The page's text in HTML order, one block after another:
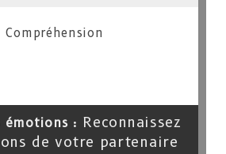
émotions : Reconnaissez
de votre partenaire